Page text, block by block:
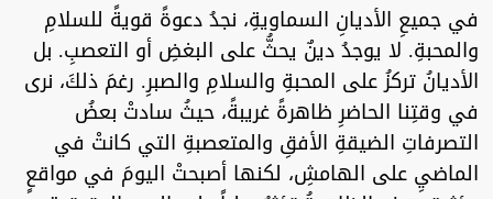
في جميعِ الأديانِ السماويةِ، نجدُ دعوةً قويةً للسلامِ
والمحبةِ. لا يوجدُ دينٌ يحثُّ على البغضِ أو التعصبِ. بل
الأديانُ تركزُ على المحبةِ والسلامِ والصبرِ. رغمَ ذلكَ، نرى
في وقتِنا الحاضرِ ظاهرةً غريبةً، حيثُ سادتْ بعضُ
التصرفاتِ الضيقةِ الأفقِ والمتعصبةِ التي كانتْ في
الماضيِ على الهامشِ، لكنها أصبحتْ اليومَ في مواقعٍ